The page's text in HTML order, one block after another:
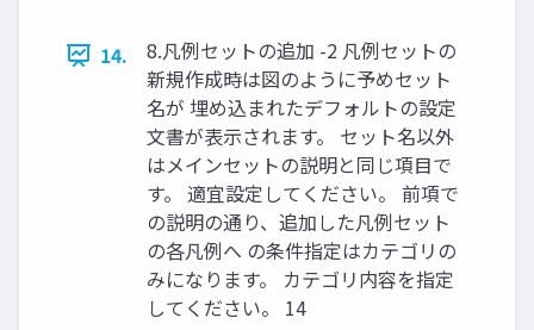
14.
8.凡例セットの追加 -2 凡例セットの
新規作成時は図のように予めセット
名が 埋め込まれたデフォルトの設定
文書が表示されます。 セット名以外
はメインセットの説明と同じ項目で
す。 適宜設定してください。 前項で
の説明の通り、追加した凡例セット
の各凡例へ の条件指定はカテゴリの
みになります。 カテゴリ内容を指定
してください。 14